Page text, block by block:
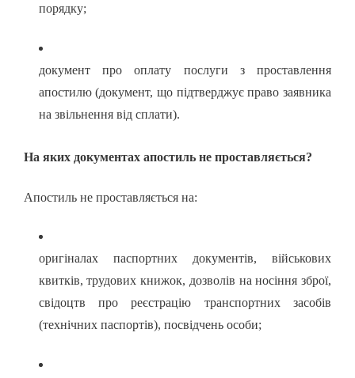
порядку;
документ про оплату послуги з проставлення
апостилю (документ, що підтверджує право заявника
на звільнення від сплати).
На яких документах апостиль не проставляється?
Апостиль не проставляється на:
оригіналах паспортних документів, військових
квитків, трудових книжок, дозволів на носіння зброї,
свідоцтв про реєстрацію транспортних засобів
(технічних паспортів), посвідчень особи;